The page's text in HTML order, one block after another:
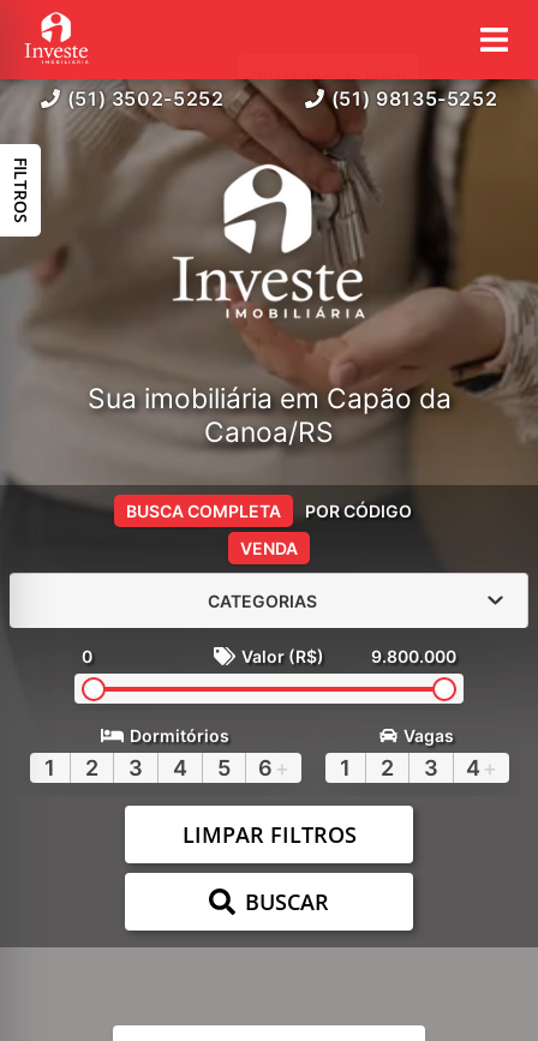
(51) 3502-5252 (51) 98135-5252
Sua imobiliária em Capão da
Canoa/RS
VENDA
BUSCA COMPLETA POR CÓDIGO
CATEGORIAS
0 Valor (R$) 9.800.000
Dormitórios
1 2 3 4 5 6 +
Vagas
1 2 3 4 +
LIMPAR FILTROS
BUSCAR
FILTROS